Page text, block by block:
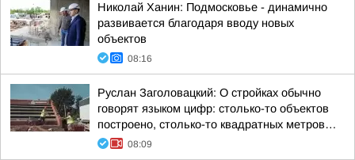
Николай Ханин: Подмосковье - динамично
развивается благодаря вводу новых
объектов
08:16
Руслан Заголовацкий: О стройках обычно
говорят языком цифр: столько-то объектов
построено, столько-то квадратных метров…
08:09